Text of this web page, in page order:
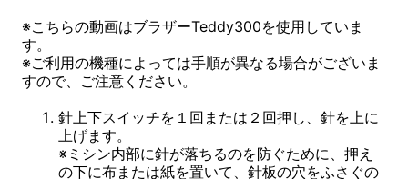
※こちらの動画はブラザーTeddy300を使用していま
す。
※ご利用の機種によっては手順が異なる場合がございま
すので、ご注意ください。
針上下スイッチを１回または２回押し、針を上に
上げます。
※ミシン内部に針が落ちるのを防ぐために、押え
の下に布または紙を置いて、針板の穴をふさぐの